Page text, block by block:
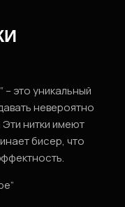
– это уникальный
невероятно
нитки имеют
бисер, что